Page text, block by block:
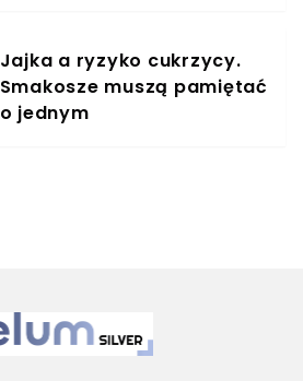
Jajka a ryzyko cukrzycy.
Smakosze muszą pamiętać
o jednym